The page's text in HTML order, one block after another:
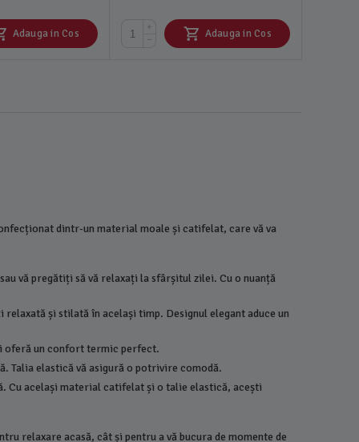
Adauga in Cos
+
−
Adauga in Cos
dintr-un material moale și catifelat, care vă va
vă pregătiți să vă relaxați la sfârșitul zilei. Cu o nuanță
și stilată în același timp. Designul elegant aduce un
oferă un confort termic perfect.
Talia elastică vă asigură o potrivire comodă.
Cu același material catifelat și o talie elastică, acești
relaxare acasă, cât și pentru a vă bucura de momente de